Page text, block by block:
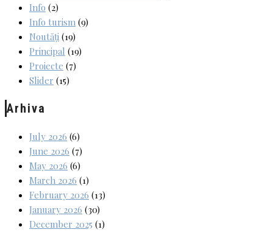
Info (2)
Info turism (9)
Noutăți (19)
Principal (19)
Proiecte (7)
Slider (15)
Arhiva
July 2026 (6)
June 2026 (7)
May 2026 (6)
March 2026 (1)
February 2026 (13)
January 2026 (30)
December 2025 (1)